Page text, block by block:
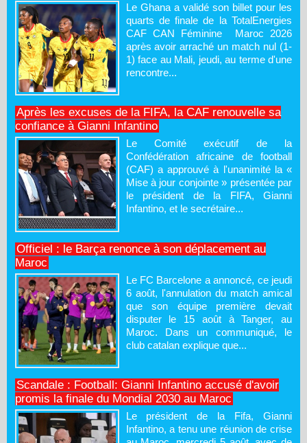
Le Ghana a validé son billet pour les
quarts de finale de la TotalEnergies
CAF CAN Féminine Maroc 2026
après avoir arraché un match nul (1-
1) face au Mali, jeudi, au terme d'une
rencontre...
Après les excuses de la FIFA, la CAF renouvelle sa
confiance à Gianni Infantino
Le Comité exécutif de la
Confédération africaine de football
(CAF) a approuvé à l'unanimité la «
Mise à jour conjointe » présentée par
le président de la FIFA, Gianni
Infantino, et le secrétaire...
Officiel : le Barça renonce à son déplacement au
Maroc
Le FC Barcelone a annoncé, ce jeudi
6 août, l'annulation du match amical
que son équipe première devait
disputer le 15 août à Tanger, au
Maroc. Dans un communiqué, le
club catalan explique que...
Scandale : Football: Gianni Infantino accusé d'avoir
promis la finale du Mondial 2030 au Maroc
Le président de la Fifa, Gianni
Infantino, a tenu une réunion de crise